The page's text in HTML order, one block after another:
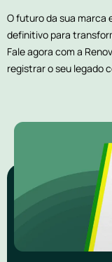
O futuro da sua marca
definitivo para
Fale agora com a
registrar o seu legado